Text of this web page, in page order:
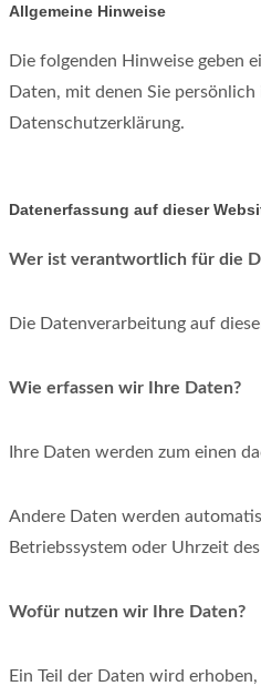
Allgemeine Hinweise
Die folgenden Hinweise geben
Daten, mit denen Sie
Datenschutzerklärung.
Datenerfassung auf dieser
Wer ist verantwortlich für die
Die Datenverarbeitung auf
Wie erfassen wir Ihre Daten?
Ihre Daten werden zum einen
Andere Daten werden
Betriebssystem oder Uhrzeit
Wofür nutzen wir Ihre Daten?
Ein Teil der Daten wird